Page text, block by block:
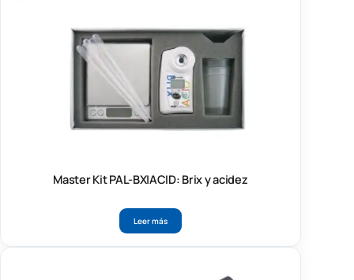
Master Kit PAL-BX|ACID: Brix y acidez
Leer más